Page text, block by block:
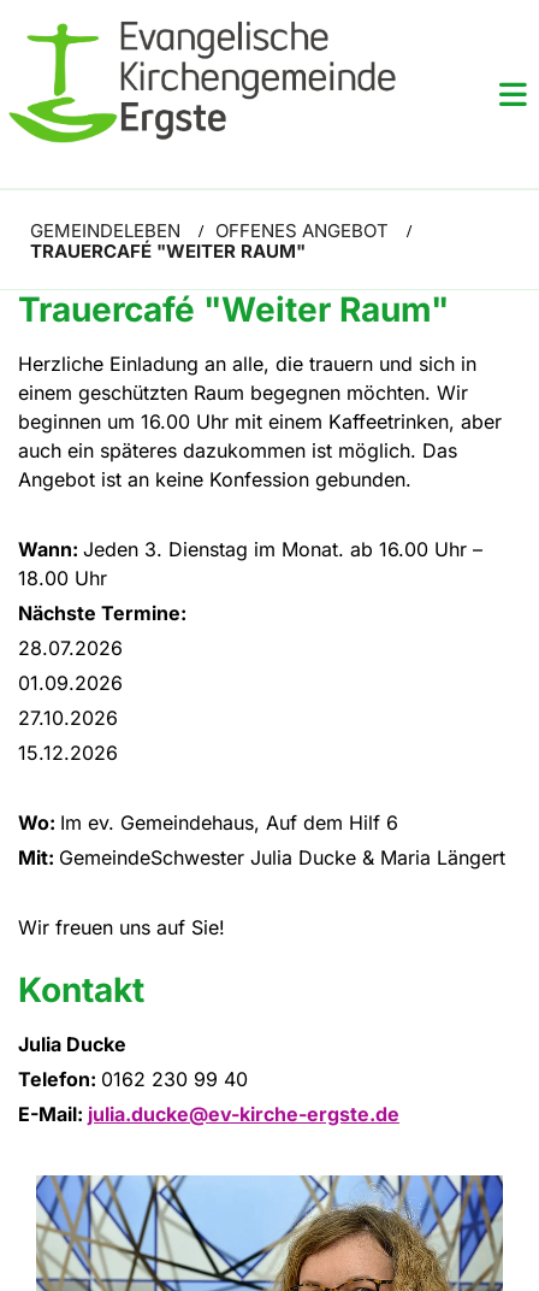
GEMEINDELEBEN / OFFENES ANGEBOT /
TRAUERCAFÉ "WEITER RAUM"
Trauercafé "Weiter Raum"
Herzliche Einladung an alle, die trauern und sich in
einem geschützten Raum begegnen möchten. Wir
beginnen um 16.00 Uhr mit einem Kaffeetrinken, aber
auch ein späteres dazukommen ist möglich. Das
Angebot ist an keine Konfession gebunden.
Wann: Jeden 3. Dienstag im Monat. ab 16.00 Uhr –
18.00 Uhr
Nächste Termine:
28.07.2026
01.09.2026
27.10.2026
15.12.2026
Wo: Im ev. Gemeindehaus, Auf dem Hilf 6
Mit: GemeindeSchwester Julia Ducke & Maria Längert
Wir freuen uns auf Sie!
Kontakt
Julia Ducke
Telefon: 0162 230 99 40
E-Mail: julia.ducke@ev-kirche-ergste.de